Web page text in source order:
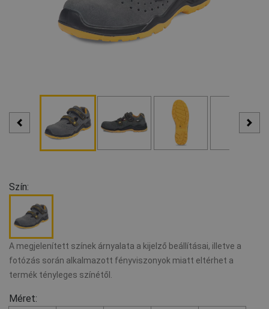
Szín:
A megjelenített színek árnyalata a kijelző beállításai, illetve a
fotózás során alkalmazott fényviszonyok miatt eltérhet a
termék tényleges színétől.
Méret: